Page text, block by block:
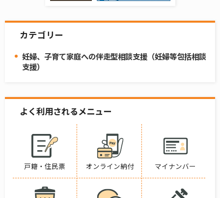
カテゴリー
妊婦、子育て家庭への伴走型相談支援（妊婦等包括相談
支援）
よく利用されるメニュー
戸籍・住民票 オンライン納付 マイナンバー